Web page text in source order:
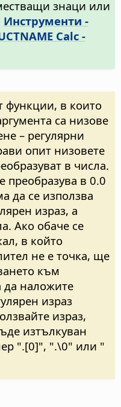
знаци или
Инструменти -
Calc -
функции, в които
са низове
– регулярни
опит низовете
в числа.
в 0.0
да се използва
израз, а
Ако обаче се
в който
не е точка, ще
към
да наложите
израз
израз,
изтълкуван
".[0]", ".\0" или "